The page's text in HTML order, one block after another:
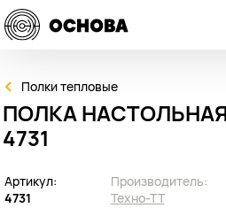
Полки тепловые
ПОЛКА
4731
Артикул:
4731
Производитель:
Техно-ТТ